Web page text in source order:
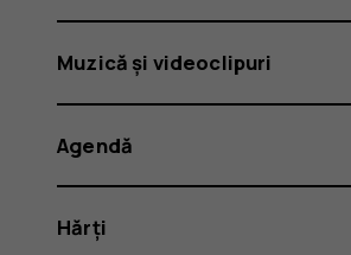
Muzică și videoclipuri
Agendă
Hărți